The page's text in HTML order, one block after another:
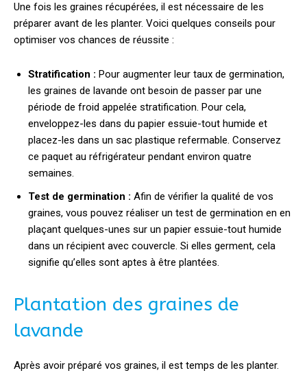
Une fois les graines récupérées, il est nécessaire de les
préparer avant de les planter. Voici quelques conseils pour
optimiser vos chances de réussite :
Stratification : Pour augmenter leur taux de germination,
les graines de lavande ont besoin de passer par une
période de froid appelée stratification. Pour cela,
enveloppez-les dans du papier essuie-tout humide et
placez-les dans un sac plastique refermable. Conservez
ce paquet au réfrigérateur pendant environ quatre
semaines.
Test de germination : Afin de vérifier la qualité de vos
graines, vous pouvez réaliser un test de germination en en
plaçant quelques-unes sur un papier essuie-tout humide
dans un récipient avec couvercle. Si elles germent, cela
signifie qu’elles sont aptes à être plantées.
Plantation des graines de
lavande
Après avoir préparé vos graines, il est temps de les planter.